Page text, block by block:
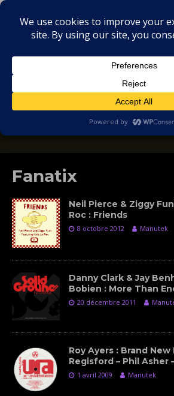
MIX
SOULFUL, DEEP HOUSE &
Fanatix
Neil Pierce & Ziggy
Roc : Friends
8 octobre 2012 Manutek
Danny Clark & Jay
Bobien : More Than
20 décembre 2011
Roy Ayers : Brand
Regisford – Phil Asher
1 avril 2009 Manutek